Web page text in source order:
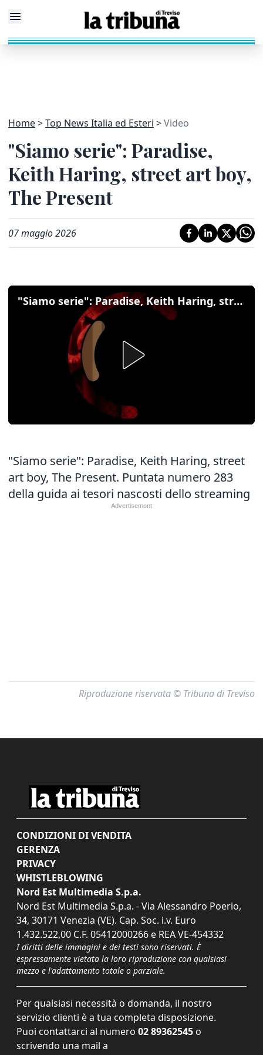
Home Top News Italia ed Esteri Video
"Siamo serie": Paradise,
Keith Haring, street art boy,
The Present
07 maggio 2026
"Siamo serie": Paradise, Keith Haring, street art boy, The Present
"Siamo serie": Paradise, Keith Haring, street
art boy, The Present. Puntata numero 283
della guida ai tesori nascosti dello streaming
Riproduzione riservata © Tribuna di Treviso
CONDIZIONI DI VENDITA
GERENZA
PRIVACY
WHISTLEBLOWING
Nord Est Multimedia S.p.a.
Nord Est Multimedia S.p.a. - Via Alessandro Poerio,
34, 30171 Venezia (VE). Cap. Soc. i.v. Euro
1.432.522,00 C.F. 05412000266 e REA VE-454332
I diritti delle immagini e dei testi sono riservati. È
espressamente vietata la loro riproduzione con qualsiasi
mezzo e l'adattamento totale o parziale.
Per qualsiasi necessità o domanda, il nostro
servizio clienti è a tua completa disposizione.
Puoi contattarci al numero 02 89362545 o
scrivendo una mail a